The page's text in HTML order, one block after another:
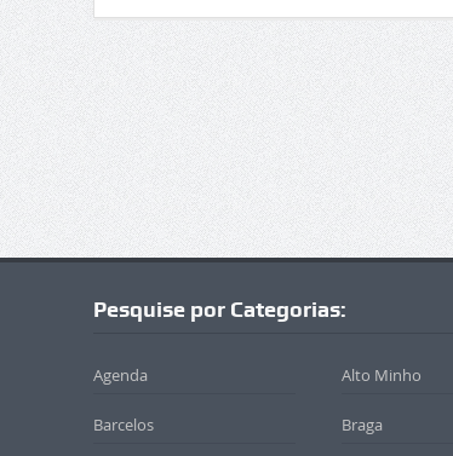
Pesquise por Categorias:
Agenda Alto Minho
Barcelos Braga